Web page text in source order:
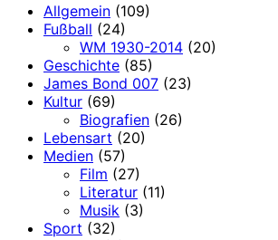
Allgemein (109)
Fußball (24)
WM 1930-2014 (20)
Geschichte (85)
James Bond 007 (23)
Kultur (69)
Biografien (26)
Lebensart (20)
Medien (57)
Film (27)
Literatur (11)
Musik (3)
Sport (32)